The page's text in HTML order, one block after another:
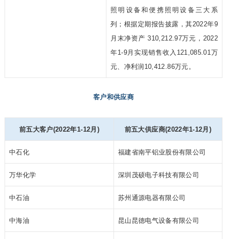
照明设备和便携照明设备三大系
列；根据定期报告披露，其2022年9
月末净资产 310,212.97万元，2022
年1-9月实现销售收入121,085.01万
元、净利润10,412.86万元。
客户和供应商
前五大客户(2022年1-12月) 前五大供应商(2022年1-12月)
中石化 福建省南平铝业股份有限公司
万华化学 深圳茂硕电子科技有限公司
中石油 苏州通源电器有限公司
中海油 昆山昆德电气设备有限公司